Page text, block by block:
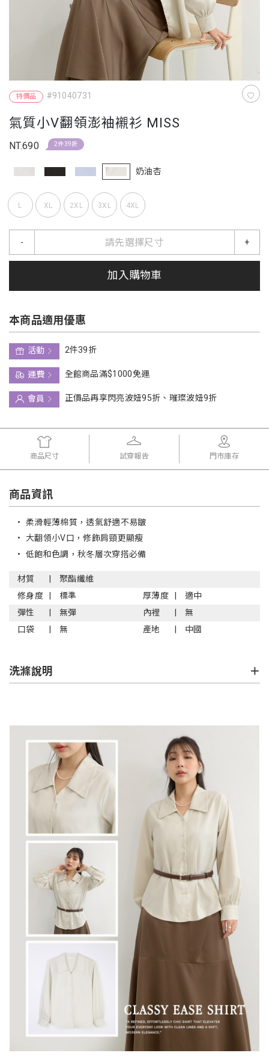
特價品 #91040731
氣質小V翻領澎袖襯衫 MISS
NT.690 2件39折
奶油杏
L XL 2XL 3XL 4XL
請先選擇尺寸
- +
加入購物車
本商品適用優惠
活動
2件39折
運費
全館商品滿$1000免運
會員
正價品再享閃亮波妞95折、璀璨波妞9折
商品尺寸 試穿報告 門市庫存
商品資訊
• 柔滑輕薄棉質，透氣舒適不易皺
• 大翻領小V口，修飾肩頸更顯瘦
• 低飽和色調，秋冬層次穿搭必備
材質
聚酯纖維
修身度
標準 厚薄度
適中
彈性
無彈 內裡
無
口袋
無 產地 中國
洗滌說明